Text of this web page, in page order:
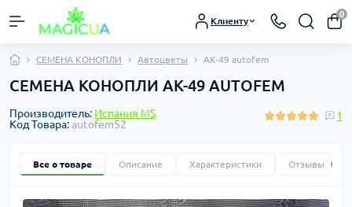
Клиенту
0
СЕМЕНА КОНОПЛИ Автоцветы AK-49 autofem
СЕМЕНА КОНОПЛИ АК-49 AUTOFEM
Производитель: Испания MS
Код Товара:autofem52
1
Все о товаре Описание Характеристики Отзывы